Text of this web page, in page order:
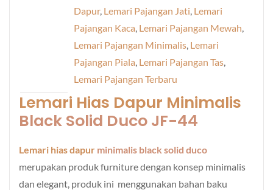
Dapur, Lemari Pajangan Jati Lemari
Pajangan Kaca Lemari Pajangan Mewah
Lemari Pajangan Minimalis Lemari
Pajangan Piala Lemari Pajangan Tas
Lemari Pajangan Terbaru
Lemari Hias Dapur Minimalis
Black Solid Duco JF-44
Lemari hias dapur minimalis black solid duco
merupakan produk furniture dengan konsep minimalis
dan elegant, produk ini menggunakan bahan baku